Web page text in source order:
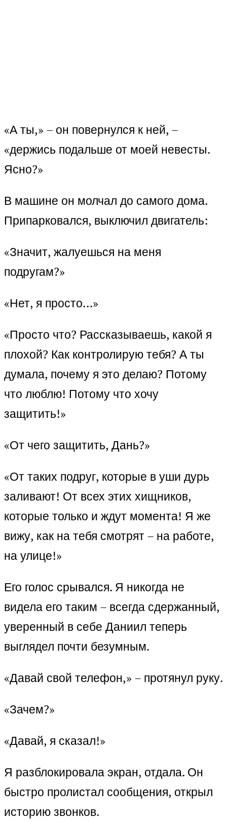
«А ты,» – он повернулся к ней, –
«держись подальше от моей невесты.
Ясно?»
В машине он молчал до самого дома.
Припарковался, выключил двигатель:
«Значит, жалуешься на меня
подругам?»
«Нет, я просто…»
«Просто что? Рассказываешь, какой я
плохой? Как контролирую тебя? А ты
думала, почему я это делаю? Потому
что люблю! Потому что хочу
защитить!»
«От чего защитить, Дань?»
«От таких подруг, которые в уши дурь
заливают! От всех этих хищников,
которые только и ждут момента! Я же
вижу, как на тебя смотрят – на работе,
на улице!»
Его голос срывался. Я никогда не
видела его таким – всегда сдержанный,
уверенный в себе Даниил теперь
выглядел почти безумным.
«Давай свой телефон,» – протянул руку.
«Зачем?»
«Давай, я сказал!»
Я разблокировала экран, отдала. Он
быстро пролистал сообщения, открыл
историю звонков.